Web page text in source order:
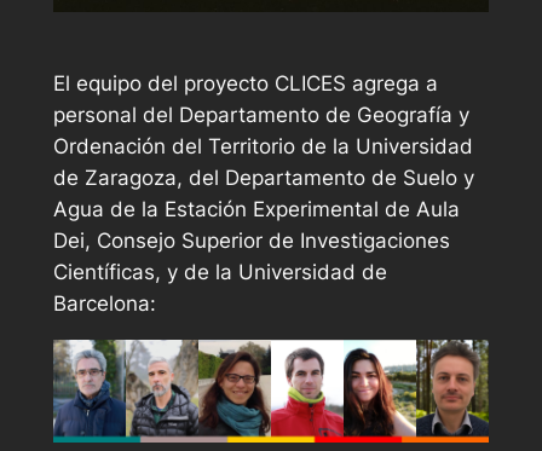
El equipo del proyecto CLICES agrega a
personal del Departamento de Geografía y
Ordenación del Territorio de la Universidad
de Zaragoza, del Departamento de Suelo y
Agua de la Estación Experimental de Aula
Dei, Consejo Superior de Investigaciones
Científicas, y de la Universidad de
Barcelona: